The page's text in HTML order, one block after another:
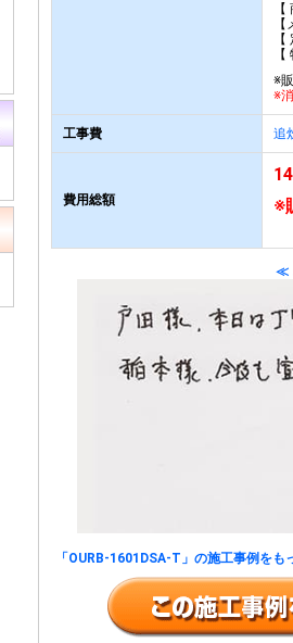
※
※
工事費 追
費用総額
※
≪
「OURB-1601DSA-T」の施工事例をも